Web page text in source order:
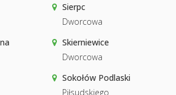
Sierpc
Dworcowa
Skierniewice
Dworcowa
Sokołów Podlaski
Piłsudskiego